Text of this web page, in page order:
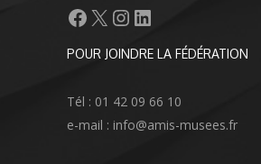
Facebook
X Instagram
LinkedIn
POUR JOINDRE LA FÉDÉRATION
Tél : 01 42 09 66 10
e-mail : info@amis-musees.fr